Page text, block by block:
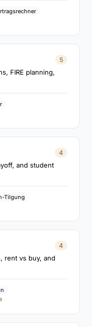
5
FIRE planning,
4
and student
Tilgung
4
rent vs buy, and